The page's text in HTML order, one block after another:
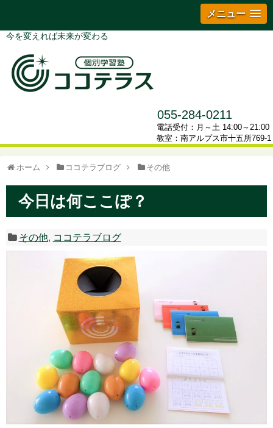
メニュー
今を変えれば未来が変わる
055-284-0211
電話受付：月～土 14:00～21:00
教室：南アルプス市十五所769-1
ホーム ココテラブログ その他
今日は何ここぽ？
その他, ココテラブログ